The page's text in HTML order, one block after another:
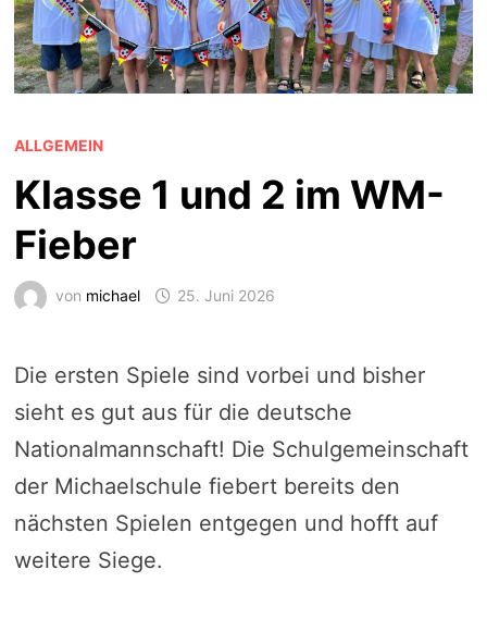
ALLGEMEIN
Klasse 1 und 2 im WM-
Fieber
von michael 25. Juni 2026
Die ersten Spiele sind vorbei und bisher
sieht es gut aus für die deutsche
Nationalmannschaft! Die Schulgemeinschaft
der Michaelschule fiebert bereits den
nächsten Spielen entgegen und hofft auf
weitere Siege.